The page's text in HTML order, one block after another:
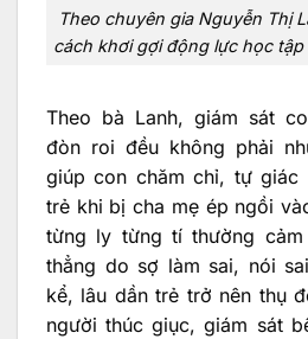
Theo chuyên gia Nguyễn Thị
cách khơi gợi động lực học
Theo bà Lanh, giám sát
đòn roi đều không phải
giúp con chăm chỉ, tự giác
trẻ khi bị cha mẹ ép ngồi
từng ly từng tí thường
thẳng do sợ làm sai, nói
kể, lâu dần trẻ trở nên thụ
người thúc giục, giám sát